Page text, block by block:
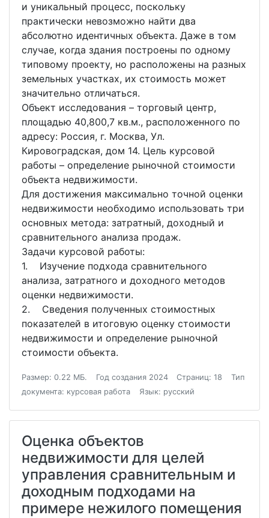
и уникальный процесс, поскольку
практически невозможно найти два
абсолютно идентичных объекта. Даже в том
случае, когда здания построены по одному
типовому проекту, но расположены на разных
земельных участках, их стоимость может
значительно отличаться.
Объект исследования – торговый центр,
площадью 40,800,7 кв.м., расположенного по
адресу: Россия, г. Москва, Ул.
Кировоградская, дом 14. Цель курсовой
работы – определение рыночной стоимости
объекта недвижимости.
Для достижения максимально точной оценки
недвижимости необходимо использовать три
основных метода: затратный, доходный и
сравнительного анализа продаж.
Задачи курсовой работы:
1. Изучение подхода сравнительного
анализа, затратного и доходного методов
оценки недвижимости.
2. Сведения полученных стоимостных
показателей в итоговую оценку стоимости
недвижимости и определение рыночной
стоимости объекта.
Размер: 0.22 МБ. Год создания 2024 Страниц: 18
Тип
документа: курсовая работа
Язык: русский
Оценка объектов
недвижимости для целей
управления сравнительным и
доходным подходами на
примере нежилого помещения